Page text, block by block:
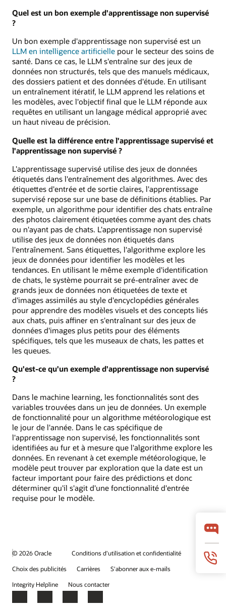
Quel est un bon exemple d'apprentissage non supervisé
?
Un bon exemple d'apprentissage non supervisé est un
LLM en intelligence artificielle pour le secteur des soins de
santé. Dans ce cas, le LLM s'entraîne sur des jeux de
données non structurés, tels que des manuels médicaux,
des dossiers patient et des données d'étude. En utilisant
un entraînement itératif, le LLM apprend les relations et
les modèles, avec l'objectif final que le LLM réponde aux
requêtes en utilisant un langage médical approprié avec
un haut niveau de précision.
Quelle est la différence entre l'apprentissage supervisé et
l'apprentissage non supervisé ?
L'apprentissage supervisé utilise des jeux de données
étiquetés dans l'entraînement des algorithmes. Avec des
étiquettes d'entrée et de sortie claires, l'apprentissage
supervisé repose sur une base de définitions établies. Par
exemple, un algorithme pour identifier des chats entraîne
des photos clairement étiquetées comme ayant des chats
ou n'ayant pas de chats. L'apprentissage non supervisé
utilise des jeux de données non étiquetés dans
l'entraînement. Sans étiquettes, l'algorithme explore les
jeux de données pour identifier les modèles et les
tendances. En utilisant le même exemple d'identification
de chats, le système pourrait se pré-entraîner avec de
grands jeux de données non étiquetées de texte et
d'images assimilés au style d'encyclopédies générales
pour apprendre des modèles visuels et des concepts liés
aux chats, puis affiner en s'entraînant sur des jeux de
données d'images plus petits pour des éléments
spécifiques, tels que les museaux de chats, les pattes et
les queues.
Qu'est-ce qu'un exemple d'apprentissage non supervisé
?
Dans le machine learning, les fonctionnalités sont des
variables trouvées dans un jeu de données. Un exemple
de fonctionnalité pour un algorithme météorologique est
le jour de l'année. Dans le cas spécifique de
l'apprentissage non supervisé, les fonctionnalités sont
identifiées au fur et à mesure que l'algorithme explore les
données. En revenant à cet exemple météorologique, le
modèle peut trouver par exploration que la date est un
facteur important pour faire des prédictions et donc
déterminer qu'il s'agit d'une fonctionnalité d'entrée
requise pour le modèle.
© 2026 Oracle
Conditions d'utilisation et confidentialité
Choix des publicités
Carrières
S'abonner aux e-mails
Integrity Helpline
Nous contacter
Facebook
X LinkedInYouTube